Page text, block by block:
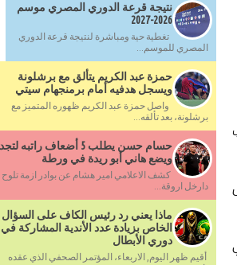
نتيجة قرعة الدوري المصري موسم
2026-2027
تغطية حية ومباشرة لنتيجة قرعة الدوري
المصري للموسم...
حمزة عبد الكريم يتألق مع برشلونة
ويسجل هدفيه أمام برمنجهام سيتي
واصل حمزة عبد الكريم ظهوره المتميز مع
برشلونة، بعد تألقه...
حسام حسن يطلب 5 أضعاف
ويضع هاني أبو ريدة في ورطة
كشف الاعلامي امير هشام عن بوادر ازمة
دارخل اروقة...
ماذا يعني رد رئيس الكاف على السؤال
الخاص بزيادة عدد الأندية المشاركة في
دوري الأبطال
أقيم ظهر اليوم, الاربعاء، المؤتمر الصحفي الذي عقده